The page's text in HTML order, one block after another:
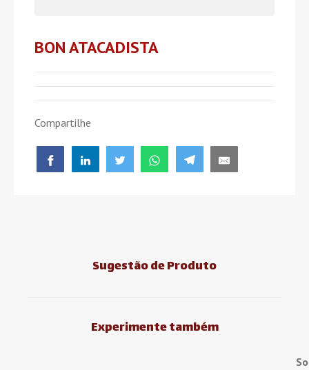
BON ATACADISTA
Compartilhe
Sugestão de Produto
Experimente também